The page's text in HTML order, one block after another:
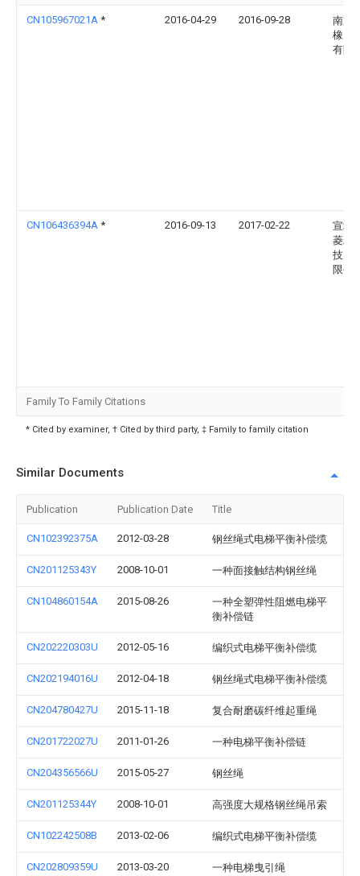
CN105967021A * 2016-04-29 2016-09-28
南通
橡塑
有限
CN106436394A * 2016-09-13 2017-02-22
宣城
菱精
技股
限公
Family To Family Citations
* Cited by examiner, † Cited by third party, ‡ Family to family citation
Similar Documents
Publication Publication Date Title
CN102392375A 2012-03-28 钢丝绳式电梯平衡补偿缆
CN201125343Y 2008-10-01 一种面接触结构钢丝绳
CN104860154A 2015-08-26
一种全塑弹性阻燃电梯平
衡补偿链
CN202220303U 2012-05-16 编织式电梯平衡补偿缆
CN202194016U 2012-04-18 钢丝绳式电梯平衡补偿缆
CN204780427U 2015-11-18 复合耐磨碳纤维起重绳
CN201722027U 2011-01-26 一种电梯平衡补偿链
CN204356566U 2015-05-27 钢丝绳
CN201125344Y 2008-10-01 高强度大规格钢丝绳吊索
CN102242508B 2013-02-06 编织式电梯平衡补偿缆
CN202809359U 2013-03-20 一种电梯曳引绳